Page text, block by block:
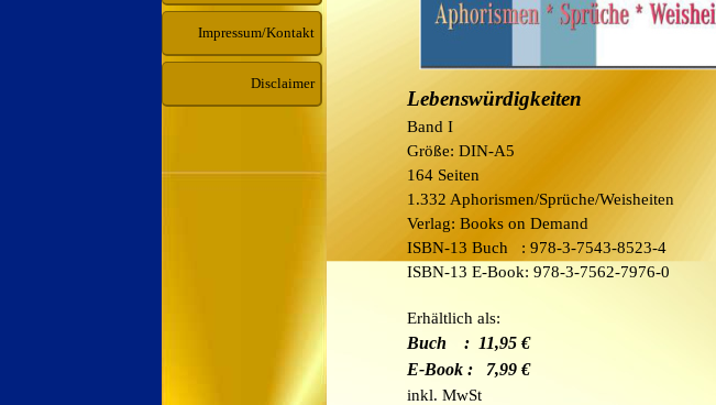
Impressum/Kontakt
Disclaimer
Lebenswürdigkeiten
Band I
Größe: DIN-A5
164 Seiten
1.332 Aphorismen/Sprüche/Weisheiten
Verlag: Books on Demand
ISBN-13 Buch : 978-3-7543-8523-4
ISBN-13 E-Book:978-3-7562-7976-0
Erhältlich als:
Buch : 11,95 €
E-Book: 7,99 €
inkl. MwSt